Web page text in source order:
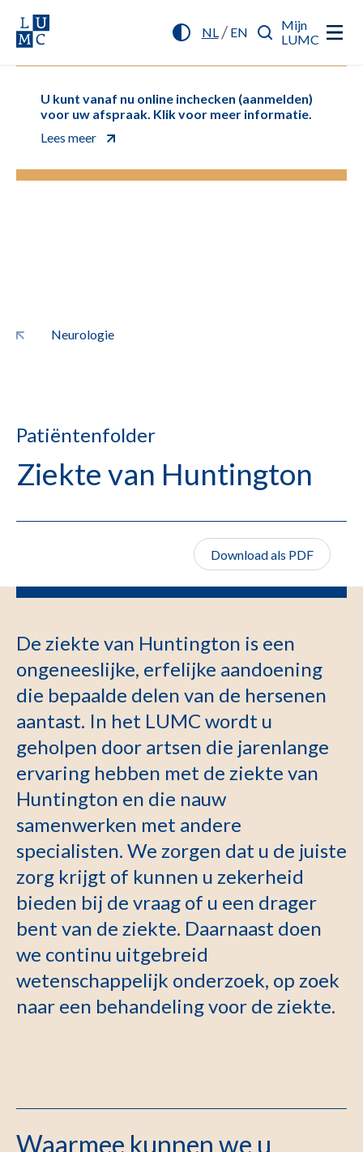
NL/ EN
Mijn
LUMC
U kunt vanaf nu online inchecken (aanmelden)
voor uw afspraak. Klik voor meer informatie.
Lees meer
Neurologie
Patiëntenfolder
Ziekte van Huntington
Download als PDF
De ziekte van Huntington is een
ongeneeslijke, erfelijke aandoening
die bepaalde delen van de hersenen
aantast. In het LUMC wordt u
geholpen door artsen die jarenlange
ervaring hebben met de ziekte van
Huntington en die nauw
samenwerken met andere
specialisten. We zorgen dat u de juiste
zorg krijgt of kunnen u zekerheid
bieden bij de vraag of u een drager
bent van de ziekte. Daarnaast doen
we continu uitgebreid
wetenschappelijk onderzoek, op zoek
naar een behandeling voor de ziekte.
Waarmee kunnen we u